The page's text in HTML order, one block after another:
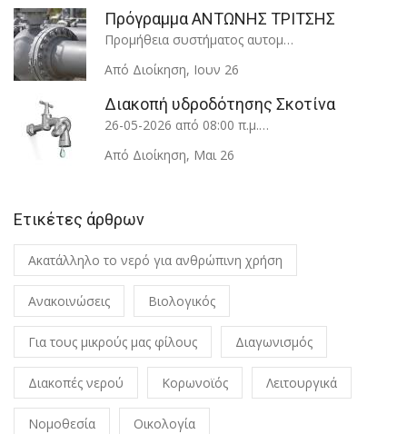
Πρόγραμμα ΑΝΤΩΝΗΣ ΤΡΙΤΣΗΣ
Προμήθεια συστήματος αυτομ…
Από Διοίκηση, Ιουν 26
Διακοπή υδροδότησης Σκοτίνα
26-05-2026 από 08:00 π.μ.…
Από Διοίκηση, Μαι 26
Ετικέτες άρθρων
Ακατάλληλο το νερό για ανθρώπινη χρήση
Ανακοινώσεις Βιολογικός
Για τους μικρούς μας φίλους Διαγωνισμός
Διακοπές νερού Κορωνοϊός Λειτουργικά
Νομοθεσία Οικολογία